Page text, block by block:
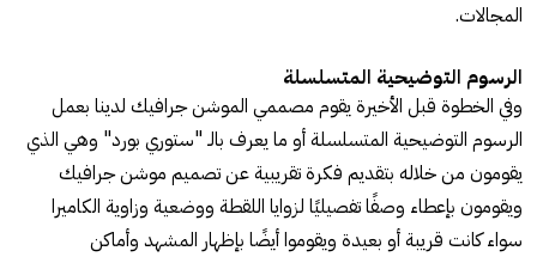
المجالات.
الرسوم التوضيحية المتسلسلة
وفي الخطوة قبل الأخيرة يقوم مصممي الموشن جرافيك لدينا بعمل
الرسوم التوضيحية المتسلسلة أو ما يعرف بالـ "ستوري بورد" وهي الذي
يقومون من خلاله بتقديم فكرة تقريبية عن تصميم موشن جرافيك
ويقومون بإعطاء وصفًا تفصيليًا لزوايا اللقطة ووضعية وزاوية الكاميرا
سواء كانت قريبة أو بعيدة ويقوموا أيضًا بإظهار المشهد وأماكن